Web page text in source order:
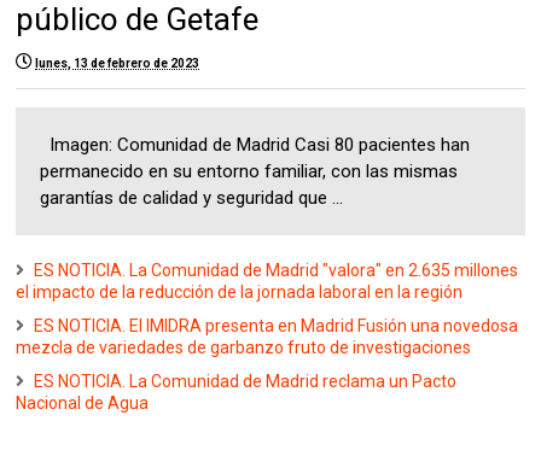
público de Getafe
lunes, 13 de febrero de 2023
Imagen: Comunidad de Madrid Casi 80 pacientes han
permanecido en su entorno familiar, con las mismas
garantías de calidad y seguridad que ...
ES NOTICIA. La Comunidad de Madrid "valora" en 2.635 millones
el impacto de la reducción de la jornada laboral en la región
ES NOTICIA. El IMIDRA presenta en Madrid Fusión una novedosa
mezcla de variedades de garbanzo fruto de investigaciones
ES NOTICIA. La Comunidad de Madrid reclama un Pacto
Nacional de Agua